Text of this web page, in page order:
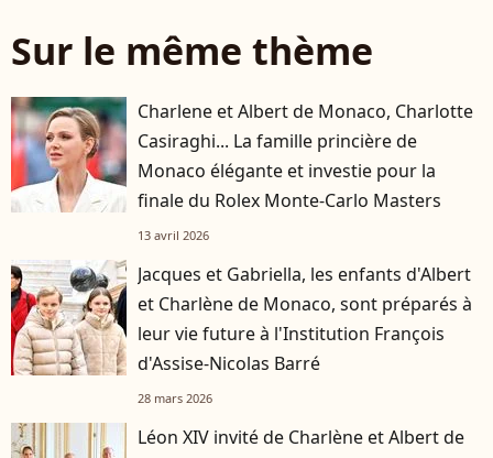
Sur le même thème
Charlene et Albert de Monaco, Charlotte
Casiraghi... La famille princière de
Monaco élégante et investie pour la
finale du Rolex Monte-Carlo Masters
13 avril 2026
Jacques et Gabriella, les enfants d'Albert
et Charlène de Monaco, sont préparés à
leur vie future à l'Institution François
d'Assise-Nicolas Barré
28 mars 2026
Léon XIV invité de Charlène et Albert de